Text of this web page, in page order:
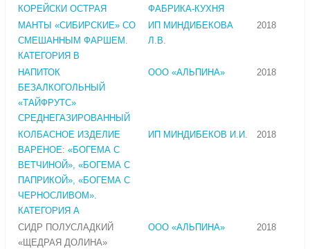
КОРЕЙСКИ ОСТРАЯ
ФАБРИКА-КУХНЯ
МАНТЫ «СИБИРСКИЕ» СО
СМЕШАННЫМ ФАРШЕМ.
КАТЕГОРИЯ В
ИП МИНДИБЕКОВА
Л.В.
2018
НАПИТОК
БЕЗАЛКОГОЛЬНЫЙ
«ТАЙФРУТС»
СРЕДНЕГАЗИРОВАННЫЙ
ООО «АЛЬПИНА» 2018
КОЛБАСНОЕ ИЗДЕЛИЕ
ВАРЕНОЕ: «БОГЕМА С
ВЕТЧИНОЙ», «БОГЕМА С
ПАПРИКОЙ», «БОГЕМА С
ЧЕРНОСЛИВОМ».
КАТЕГОРИЯ А
ИП МИНДИБЕКОВ И.И. 2018
СИДР ПОЛУСЛАДКИЙ
«ЩЕДРАЯ ДОЛИНА»
ООО «АЛЬПИНА» 2018